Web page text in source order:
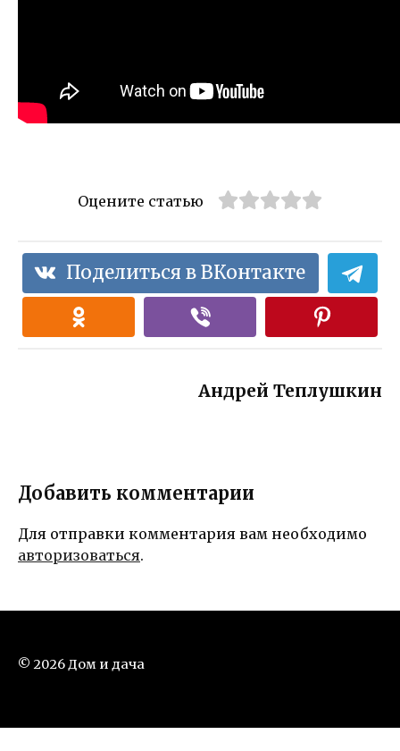
Оцените статью
Поделиться в ВКонтакте
Андрей Теплушкин
Добавить комментарии
Для отправки комментария вам необходимо
авторизоваться.
© 2026 Дом и дача